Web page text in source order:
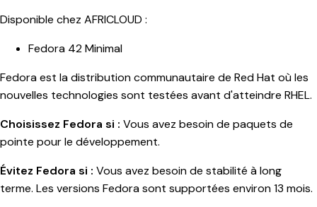
Disponible chez AFRICLOUD :
Fedora 42 Minimal
Fedora est la distribution communautaire de Red Hat où les
nouvelles technologies sont testées avant d'atteindre RHEL.
Choisissez Fedora si : Vous avez besoin de paquets de
pointe pour le développement.
Évitez Fedora si : Vous avez besoin de stabilité à long
terme. Les versions Fedora sont supportées environ 13 mois.